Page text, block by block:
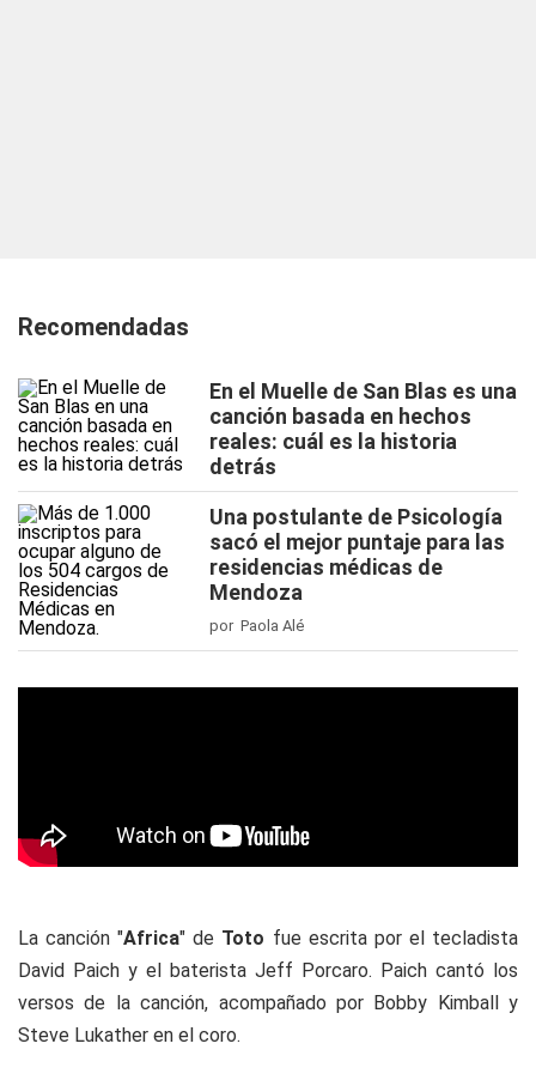
Recomendadas
En el Muelle de San Blas es una
canción basada en hechos
reales: cuál es la historia
detrás
Una postulante de Psicología
sacó el mejor puntaje para las
residencias médicas de
Mendoza
por Paola Alé
La canción "Africa" de Toto fue escrita por el tecladista
David Paich y el baterista Jeff Porcaro. Paich cantó los
versos de la canción, acompañado por Bobby Kimball y
Steve Lukather en el coro.